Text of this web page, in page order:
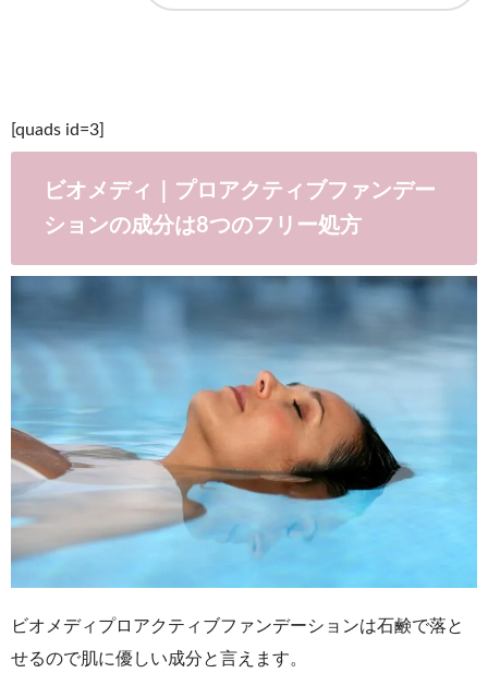
[quads id=3]
ビオメディ｜プロアクティブファンデー
ションの成分は8つのフリー処方
ビオメディプロアクティブファンデーションは石鹸で落と
せるので肌に優しい成分と言えます。